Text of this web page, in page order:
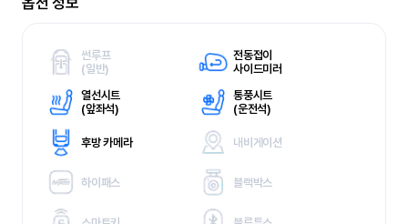
썬루프
(일반)
전동접이
사이드미러
열선시트
(앞좌석)
통풍시트
(운전석)
후방 카메라 내비게이션
하이패스 블랙박스